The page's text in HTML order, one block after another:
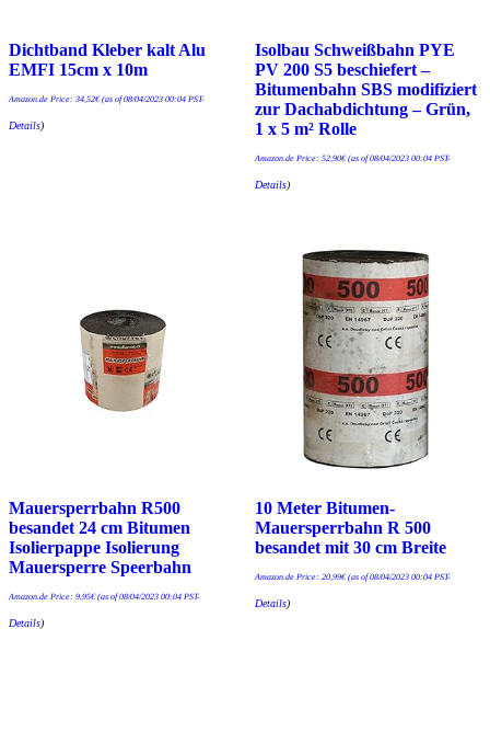
Dichtband Kleber kalt Alu
EMFI 15cm x 10m
Amazon.de Price: 34,52€(as of 08/04/2023 00:04 PST-
Details)
Isolbau Schweißbahn PYE
PV 200 S5 beschiefert –
Bitumenbahn SBS modifiziert
zur Dachabdichtung – Grün,
1 x 5 m² Rolle
Amazon.de Price: 52,90€(as of 08/04/2023 00:04 PST-
Details)
Mauersperrbahn R500
besandet 24 cm Bitumen
Isolierpappe Isolierung
Mauersperre Speerbahn
Amazon.de Price: 9,95€(as of 08/04/2023 00:04 PST-
Details)
10 Meter Bitumen-
Mauersperrbahn R 500
besandet mit 30 cm Breite
Amazon.de Price: 20,99€(as of 08/04/2023 00:04 PST-
Details)